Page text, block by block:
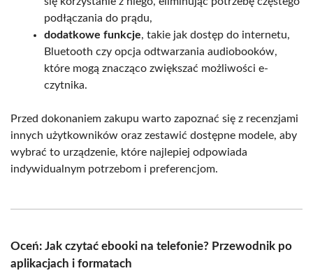
podłączania do prądu,
dodatkowe funkcje, takie jak dostęp do internetu,
Bluetooth czy opcja odtwarzania audiobooków,
które mogą znacząco zwiększać możliwości e-
czytnika.
Przed dokonaniem zakupu warto zapoznać się z recenzjami
innych użytkowników oraz zestawić dostępne modele, aby
wybrać to urządzenie, które najlepiej odpowiada
indywidualnym potrzebom i preferencjom.
Oceń: Jak czytać ebooki na telefonie? Przewodnik po
aplikacjach i formatach